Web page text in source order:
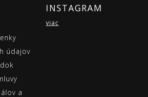
údajov
a
INSTAGRAM
viac